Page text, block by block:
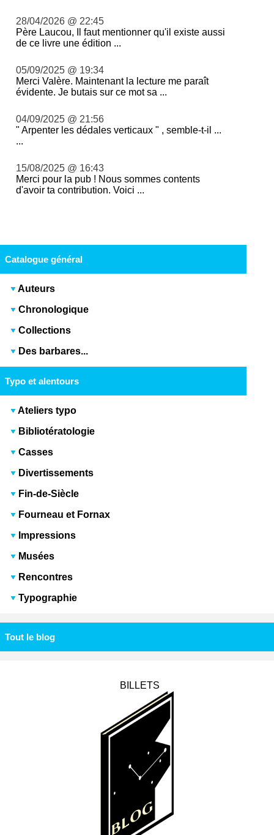
28/04/2026 @ 22:45
Père Laucou, Il faut mentionner qu'il existe aussi
de ce livre une édition ...
05/09/2025 @ 19:34
Merci Valère. Maintenant la lecture me paraît
évidente. Je butais sur ce mot sa ...
04/09/2025 @ 21:56
" Arpenter les dédales verticaux " , semble-t-il ...
...
15/08/2025 @ 16:43
Merci pour la pub ! Nous sommes contents
d'avoir ta contribution. Voici ...
Catalogue général
Auteurs
Chronologique
Collections
Des barbares...
Typo et alentours
Ateliers typo
Bibliotératologie
Casses
Divertissements
Fin-de-Siècle
Fourneau et Fornax
Impressions
Musées
Rencontres
Typographie
Tout le blog
BILLETS